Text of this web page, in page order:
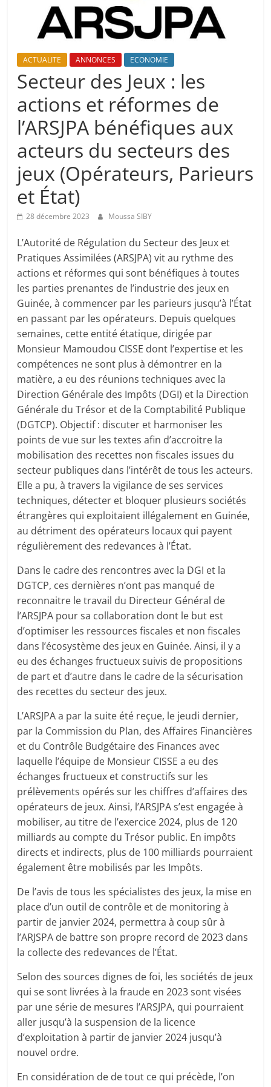
ACTUALITE ANNONCES ECONOMIE
Secteur des Jeux : les
actions et réformes de
l’ARSJPA bénéfiques aux
acteurs du secteurs des
jeux (Opérateurs, Parieurs
et État)
28 décembre 2023 Moussa SIBY
L’Autorité de Régulation du Secteur des Jeux et
Pratiques Assimilées (ARSJPA) vit au rythme des
actions et réformes qui sont bénéfiques à toutes
les parties prenantes de l’industrie des jeux en
Guinée, à commencer par les parieurs jusqu’à l’État
en passant par les opérateurs. Depuis quelques
semaines, cette entité étatique, dirigée par
Monsieur Mamoudou CISSE dont l’expertise et les
compétences ne sont plus à démontrer en la
matière, a eu des réunions techniques avec la
Direction Générale des Impôts (DGI) et la Direction
Générale du Trésor et de la Comptabilité Publique
(DGTCP). Objectif : discuter et harmoniser les
points de vue sur les textes afin d’accroitre la
mobilisation des recettes non fiscales issues du
secteur publiques dans l’intérêt de tous les acteurs.
Elle a pu, à travers la vigilance de ses services
techniques, détecter et bloquer plusieurs sociétés
étrangères qui exploitaient illégalement en Guinée,
au détriment des opérateurs locaux qui payent
régulièrement des redevances à l’État.
Dans le cadre des rencontres avec la DGI et la
DGTCP, ces dernières n’ont pas manqué de
reconnaitre le travail du Directeur Général de
l’ARSJPA pour sa collaboration dont le but est
d’optimiser les ressources fiscales et non fiscales
dans l’écosystème des jeux en Guinée. Ainsi, il y a
eu des échanges fructueux suivis de propositions
de part et d’autre dans le cadre de la sécurisation
des recettes du secteur des jeux.
L’ARSJPA a par la suite été reçue, le jeudi dernier,
par la Commission du Plan, des Affaires Financières
et du Contrôle Budgétaire des Finances avec
laquelle l’équipe de Monsieur CISSE a eu des
échanges fructueux et constructifs sur les
prélèvements opérés sur les chiffres d’affaires des
opérateurs de jeux. Ainsi, l’ARSJPA s’est engagée à
mobiliser, au titre de l’exercice 2024, plus de 120
milliards au compte du Trésor public. En impôts
directs et indirects, plus de 100 milliards pourraient
également être mobilisés par les Impôts.
De l’avis de tous les spécialistes des jeux, la mise en
place d’un outil de contrôle et de monitoring à
partir de janvier 2024, permettra à coup sûr à
l’ARJSPA de battre son propre record de 2023 dans
la collecte des redevances de l’État.
Selon des sources dignes de foi, les sociétés de jeux
qui se sont livrées à la fraude en 2023 sont visées
par une série de mesures l’ARSJPA, qui pourraient
aller jusqu’à la suspension de la licence
d’exploitation à partir de janvier 2024 jusqu’à
nouvel ordre.
En considération de de tout ce qui précède, l’on